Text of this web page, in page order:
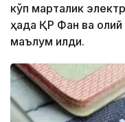
кўп марталик
ҳақда ҚР Фан ва
маълум қилди.